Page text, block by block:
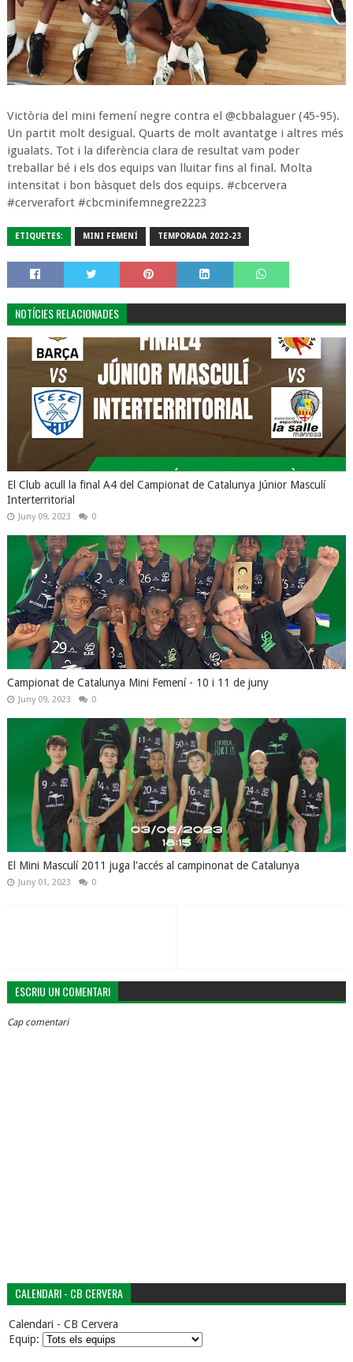
Victòria del mini femení negre contra el @cbbalaguer (45-95).
Un partit molt desigual. Quarts de molt avantatge i altres més
igualats. Tot i la diferència clara de resultat vam poder
treballar bé i els dos equips van lluitar fins al final. Molta
intensitat i bon bàsquet dels dos equips. #cbcervera
#cerverafort #cbcminifemnegre2223
ETIQUETES: MINI FEMENÍ TEMPORADA 2022-23
NOTÍCIES RELACIONADES
El Club acull la final A4 del Campionat de Catalunya Júnior Masculí
Interterritorial
Juny 09, 2023 0
Campionat de Catalunya Mini Femení - 10 i 11 de juny
Juny 09, 2023 0
El Mini Masculí 2011 juga l'accés al campinonat de Catalunya
Juny 01, 2023 0
ESCRIU UN COMENTARI
Cap comentari
CALENDARI - CB CERVERA
Calendari - CB Cervera
Equip: